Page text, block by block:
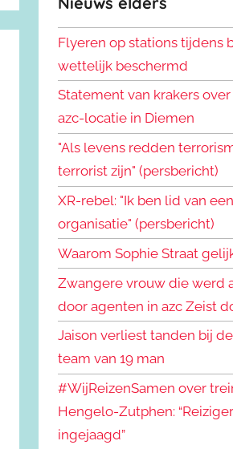
Flyeren op stations tijdens
wettelijk beschermd
Statement van krakers
azc-locatie in Diemen
"Als levens redden
terrorist zijn" (persbericht)
XR-rebel: "Ik ben lid van
organisatie" (persbericht)
Waarom Sophie Straat
Zwangere vrouw die werd
door agenten in azc Zeist
Jaison verliest tanden bij
team van 19 man
#WijReizenSamen over
Hengelo-Zutphen:
ingejaagd”